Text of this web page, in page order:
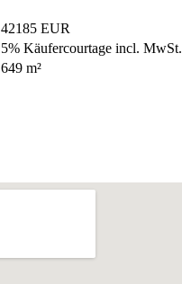
42185 EUR
5% Käufercourtage incl. MwSt.
649 m²